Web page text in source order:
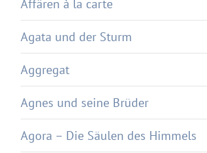
Affären à la carte
Agata und der Sturm
Aggregat
Agnes und seine Brüder
Agora – Die Säulen des Himmels